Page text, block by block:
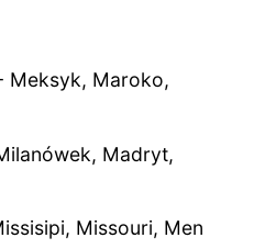
Meksyk, Maroko,
Madryt,
Missouri, Men